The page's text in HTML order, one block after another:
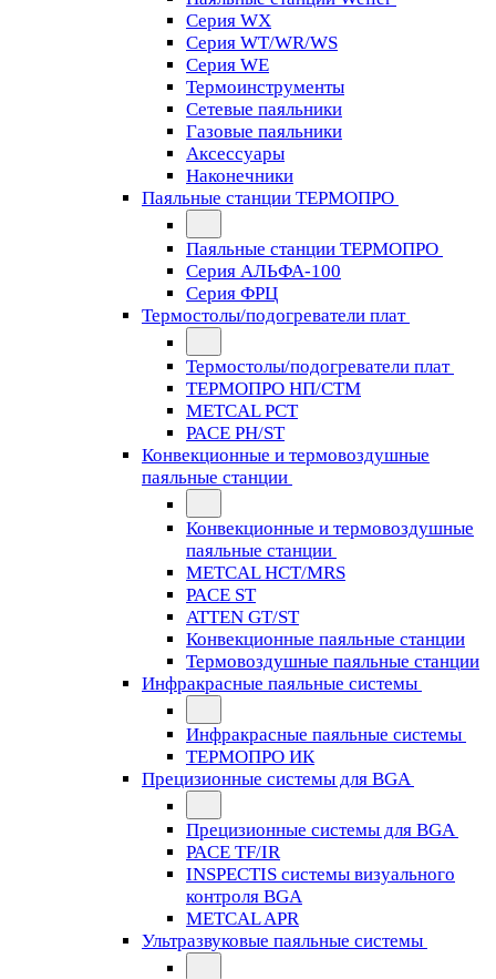
Серия WX
Серия WT/WR/WS
Серия WE
Термоинструменты
Сетевые паяльники
Газовые паяльники
Аксессуары
Наконечники
Паяльные станции ТЕРМОПРО
Паяльные станции ТЕРМОПРО
Серия АЛЬФА-100
Серия ФРЦ
Термостолы/подогреватели плат
Термостолы/подогреватели плат
ТЕРМОПРО НП/СТМ
METCAL PCT
PACE PH/ST
Конвекционные и термовоздушные
паяльные станции
Конвекционные и термовоздушные
паяльные станции
METCAL HCT/MRS
PACE ST
ATTEN GT/ST
Конвекционные паяльные станции
Термовоздушные паяльные станции
Инфракрасные паяльные системы
Инфракрасные паяльные системы
ТЕРМОПРО ИК
Прецизионные системы для BGA
Прецизионные системы для BGA
PACE TF/IR
INSPECTIS системы визуального
контроля BGA
METCAL APR
Ультразвуковые паяльные системы